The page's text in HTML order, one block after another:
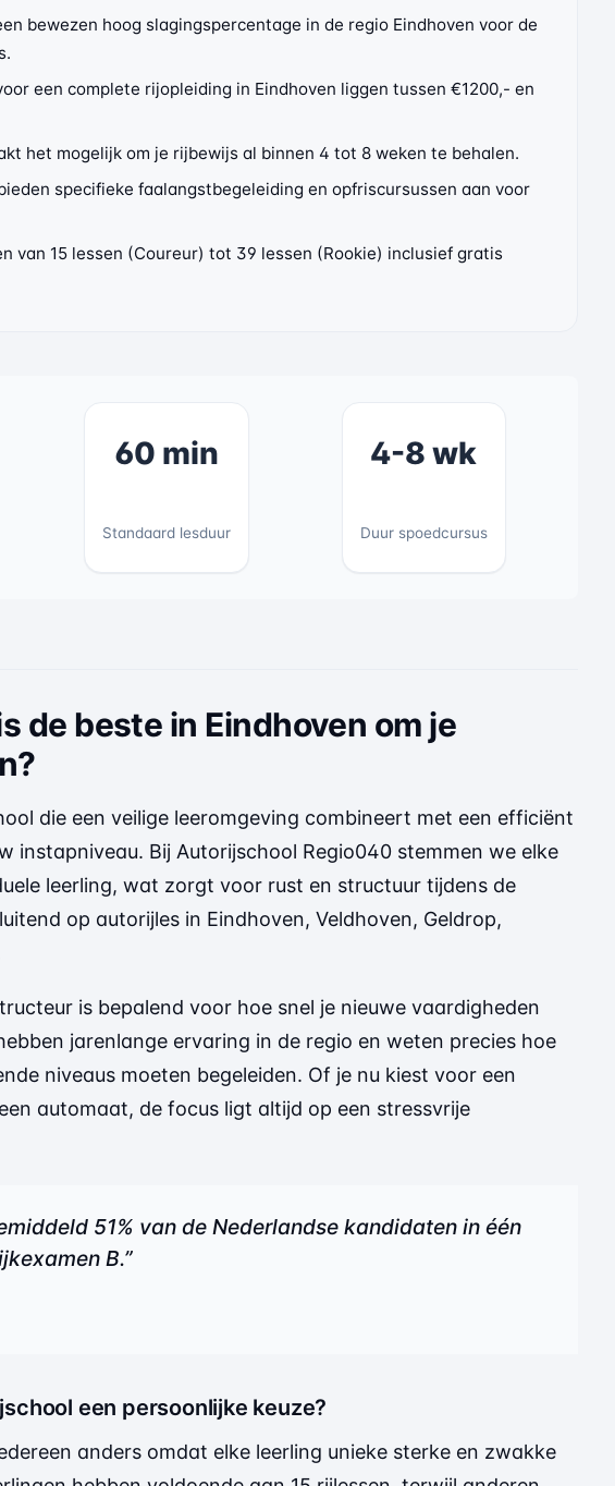
bewezen hoog slagingspercentage in de regio Eindhoven voor de
een complete rijopleiding in Eindhoven liggen tussen €1200,- en
het mogelijk om je rijbewijs al binnen 4 tot 8 weken te behalen.
specifieke faalangstbegeleiding en opfriscursussen aan voor
van 15 lessen (Coureur) tot 39 lessen (Rookie) inclusief gratis
60 min
Standaard lesduur
4-8 wk
Duur spoedcursus
de beste in Eindhoven om je
die een veilige leeromgeving combineert met een efficiënt
instapniveau. Bij Autorijschool Regio040 stemmen we elke
leerling, wat zorgt voor rust en structuur tijdens de
op autorijles in Eindhoven, Veldhoven, Geldrop,
is bepalend voor hoe snel je nieuwe vaardigheden
jarenlange ervaring in de regio en weten precies hoe
niveaus moeten begeleiden. Of je nu kiest voor een
automaat, de focus ligt altijd op een stressvrije
51% van de Nederlandse kandidaten in één
B.”
een persoonlijke keuze?
anders omdat elke leerling unieke sterke en zwakke